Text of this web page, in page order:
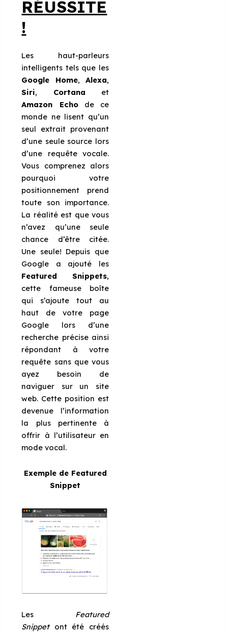
RÉUSSITE
!
Les haut-parleurs
intelligents tels que les
Google Home,Alexa,
Siri, Cortana et
Amazon Echode ce
monde ne lisent qu’un
seul extrait provenant
d’une seule source lors
d’une requête vocale.
Vous comprenez alors
pourquoi votre
positionnement prend
toute son importance.
La réalité est que vous
n’avez qu’une seule
chance d’être citée.
Une seule! Depuis que
Google a ajouté les
Featured Snippets,
cette fameuse boîte
qui s’ajoute tout au
haut de votre page
Google lors d’une
recherche précise ainsi
répondant à votre
requête sans que vous
ayez besoin de
naviguer sur un site
web. Cette position est
devenue l’information
la plus pertinente à
offrir à l’utilisateur en
mode vocal.
Exemple de Featured
Snippet
Les Featured
Snippetont été créés